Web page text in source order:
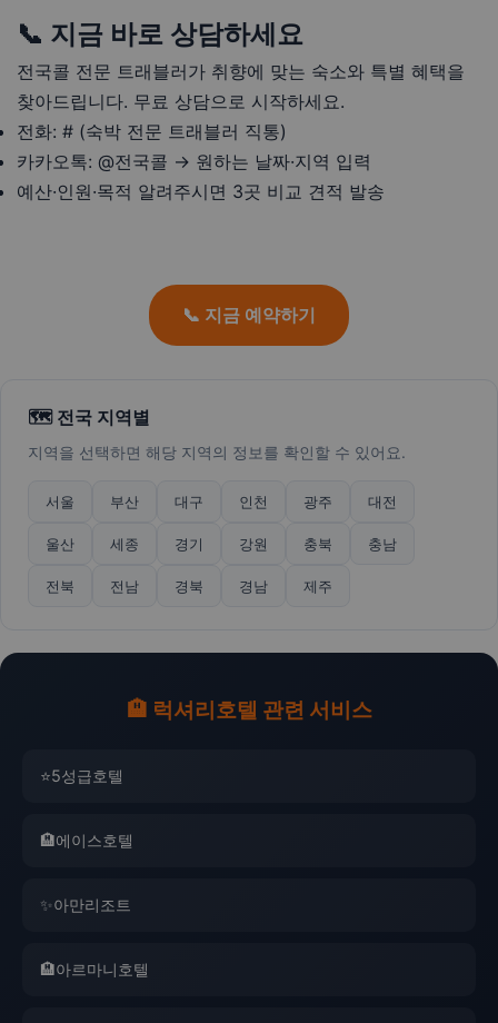
📞 지금 바로 상담하세요
전국콜 전문 트래블러가 취향에 맞는 숙소와 특별 혜택을
찾아드립니다. 무료 상담으로 시작하세요.
전화: # (숙박 전문 트래블러 직통)
카카오톡: @전국콜 → 원하는 날짜·지역 입력
예산·인원·목적 알려주시면 3곳 비교 견적 발송
📞 지금 예약하기
🗺️ 전국 지역별
지역을 선택하면 해당 지역의 정보를 확인할 수 있어요.
서울 부산 대구 인천 광주 대전
울산 세종 경기 강원 충북 충남
전북 전남 경북 경남 제주
🏨 럭셔리호텔 관련 서비스
⭐5성급호텔
🏨에이스호텔
✨아만리조트
🏨아르마니호텔